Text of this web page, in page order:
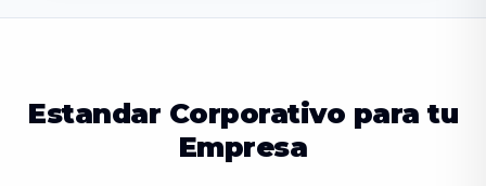
Estandar Corporativo para tu
Empresa